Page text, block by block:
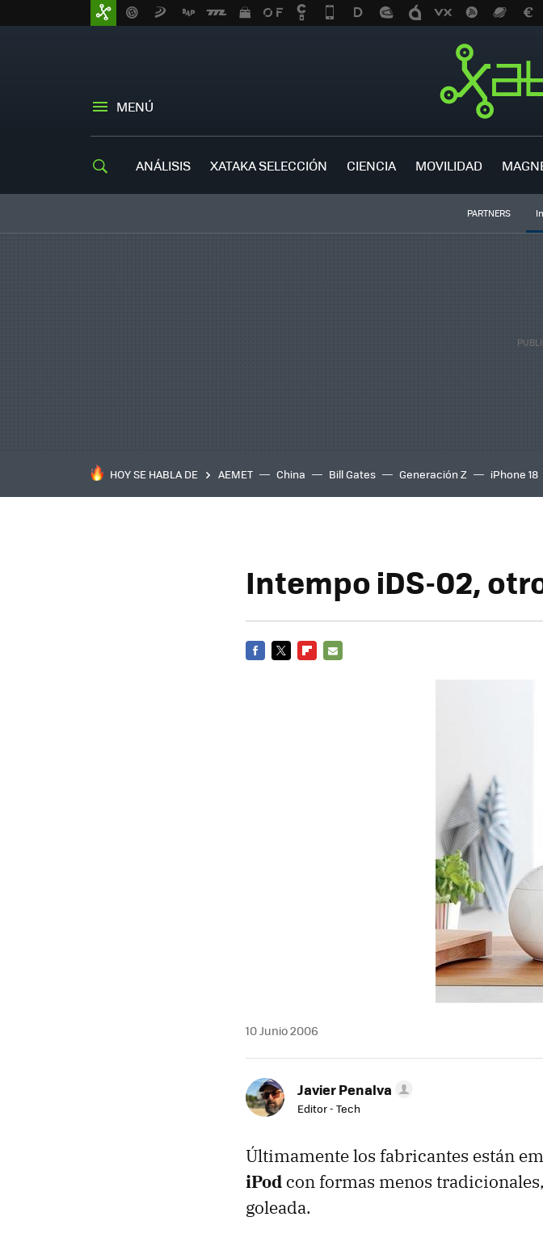
MENÚ
ANÁLISIS XATAKA SELECCIÓN CIENCIA MOVILIDAD
PARTNERS
HOY SE HABLA DE AEMET China Bill Gates Generación Z iPhone 18
Intempo iDS-02,
10 Junio 2006
Javier Penalva
Editor - Tech
Últimamente los fabricantes están
iPod con formas menos
goleada.